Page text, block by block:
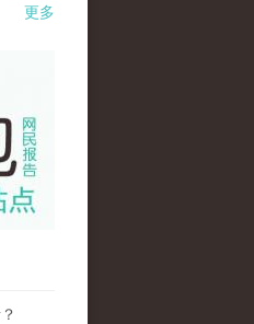
更多
120814.jpg